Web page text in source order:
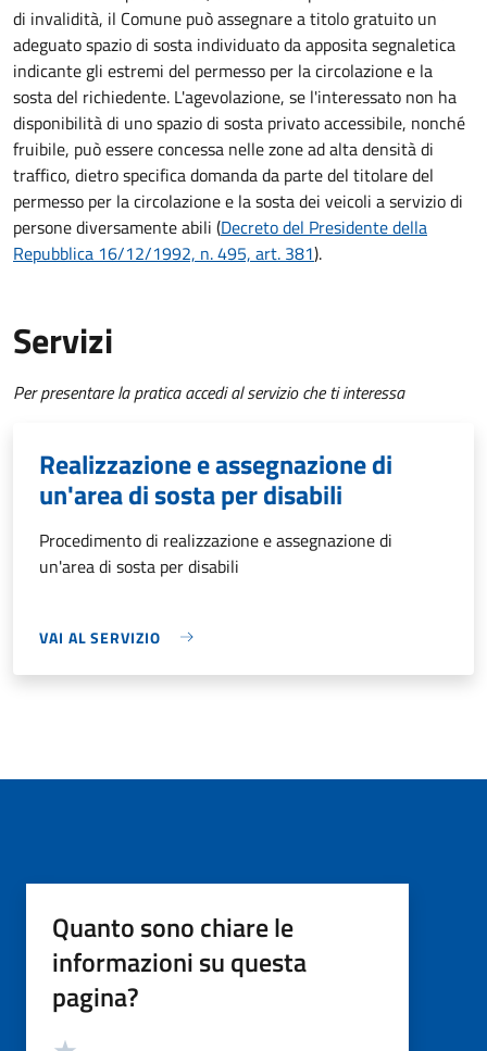
di invalidità, il Comune può assegnare a titolo gratuito un
adeguato spazio di sosta individuato da apposita segnaletica
indicante gli estremi del permesso per la circolazione e la
sosta del richiedente. L'agevolazione, se l'interessato non ha
disponibilità di uno spazio di sosta privato accessibile, nonché
fruibile, può essere concessa nelle zone ad alta densità di
traffico, dietro specifica domanda da parte del titolare del
permesso per la circolazione e la sosta dei veicoli a servizio di
persone diversamente abili (Decreto del Presidente della
Repubblica 16/12/1992, n. 495, art. 381).
Servizi
Per presentare la pratica accedi al servizio che ti interessa
Realizzazione e assegnazione di
un'area di sosta per disabili
Procedimento di realizzazione e assegnazione di
un'area di sosta per disabili
VAI AL SERVIZIO
Quanto sono chiare le
informazioni su questa
pagina?
Valutazione